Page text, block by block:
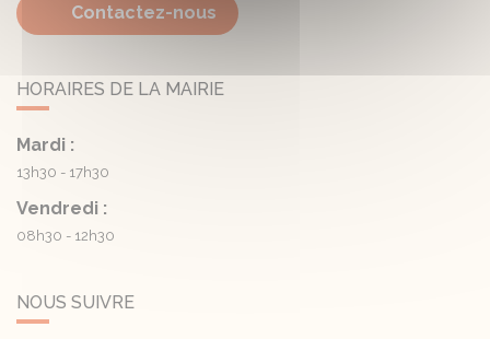
Contactez-nous
HORAIRES DE LA MAIRIE
Mardi :
13h30 - 17h30
Vendredi :
08h30 - 12h30
NOUS SUIVRE